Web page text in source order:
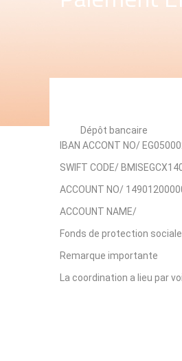
Dépôt bancaire
IBAN ACCONT NO/
SWIFT CODE/
ACCOUNT NO/
ACCOUNT NAME/
Fonds de protection
Remarque importante
La coordination a lieu par